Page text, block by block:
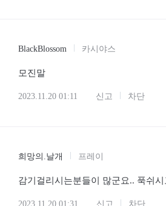
BlackBlossom 카시야스
모진말
2023.11.20 01:11 신고 차단
희망의.날개 프레이
감기걸리시는분들이 많군요.. 푹쉬
2023.11.20 01:31 신고 차단